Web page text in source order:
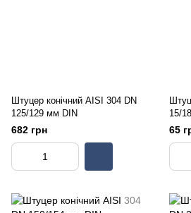
Штуцер конічний AISI 304 DN
125/129 мм DIN
682 грн
15/
65